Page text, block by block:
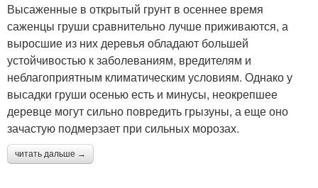
Высаженные в открытый грунт в осеннее время
саженцы груши сравнительно лучше приживаются, а
выросшие из них деревья обладают большей
устойчивостью к заболеваниям, вредителям и
неблагоприятным климатическим условиям. Однако у
высадки груши осенью есть и минусы, неокрепшее
деревце могут сильно повредить грызуны, а еще оно
зачастую подмерзает при сильных морозах.
читать дальше →